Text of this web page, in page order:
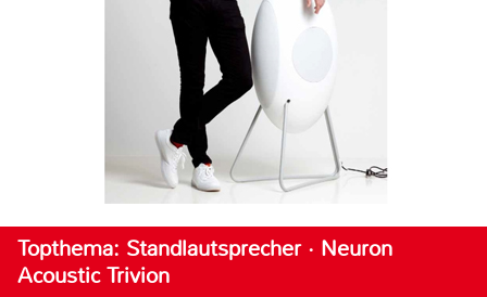
Topthema: Standlautsprecher · Neuron
Acoustic Trivion